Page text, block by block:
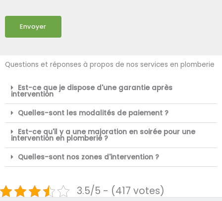
Envoyer
Questions et réponses à propos de nos services en plomberie
Est-ce que je dispose d'une garantie après
intervention
Quelles-sont les modalités de paiement ?
Est-ce qu'il y a une majoration en soirée pour une
intervention en plomberie ?
Quelles-sont nos zones d'intervention ?
3.5/5 - (417 votes)